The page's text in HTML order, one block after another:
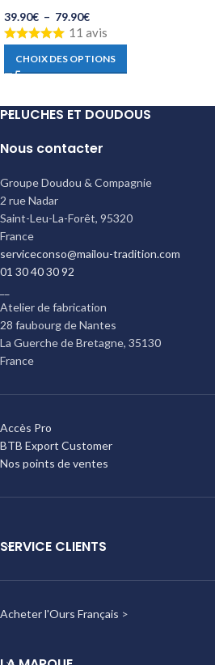
39.90€ – 79.90€
11 avis
CHOIX DES OPTIONS
PELUCHES ET DOUDOUS
Nous contacter
Groupe Doudou & Compagnie
2 rue Nadar
Saint-Leu-La-Forêt, 95320
France
serviceconso@mailou-tradition.com
01 30 40 30 92
Atelier de fabrication
28 faubourg de Nantes
La Guerche de Bretagne, 35130
France
Accès Pro
BTB Export Customer
Nos points de ventes
SERVICE CLIENTS
Acheter l'Ours Français >